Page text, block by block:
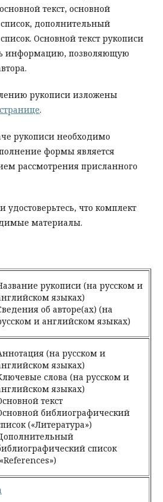
текст, основной
дополнительный
Основной текст рукописи
информацию, позволяющую
рукописи изложены
.
рукописи необходимо
формы является
рассмотрения присланного
удостоверьтесь, что комплект
материалы.
рукописи (на русском и
языках)
об авторе(ах) (на
и английском языках)
(на русском и
языках)
слова (на русском и
языках)
текст
библиографический
(«Литература»)
список